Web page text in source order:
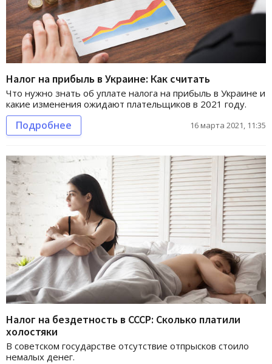
Налог на прибыль в Украине: Как считать
Что нужно знать об уплате налога на прибыль в Украине и
какие изменения ожидают плательщиков в 2021 году.
Подробнее 16 марта 2021, 11:35
Налог на бездетность в СССР: Сколько платили
холостяки
В советском государстве отсутствие отпрысков стоило
немалых денег.